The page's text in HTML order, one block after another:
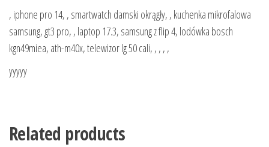
, iphone pro 14, , smartwatch damski okrągły, , kuchenka mikrofalowa
samsung, gt3 pro, , laptop 17.3, samsung z flip 4, lodówka bosch
kgn49miea, ath-m40x, telewizor lg 50 cali, , , , ,
yyyyy
Related products